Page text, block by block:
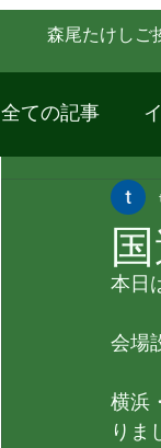
森尾たけしご
全ての記事
本日
会場
横浜
りま